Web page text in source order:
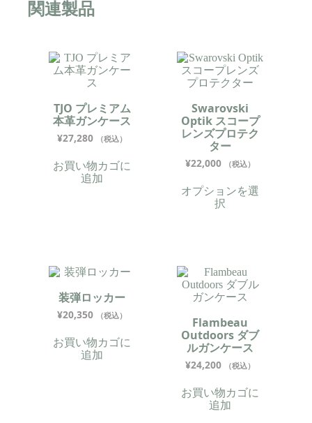
関連製品
TJO プレミアム
本革ガンケース
¥27,280 （税込）
お買い物カゴに
追加
Swarovski
Optik スコープ
レンズプロテク
ター
¥22,000 （税込）
オプションを選
択
装弾ロッカー
¥20,350 （税込）
お買い物カゴに
追加
Flambeau
Outdoors ダブ
ルガンケース
¥24,200 （税込）
お買い物カゴに
追加